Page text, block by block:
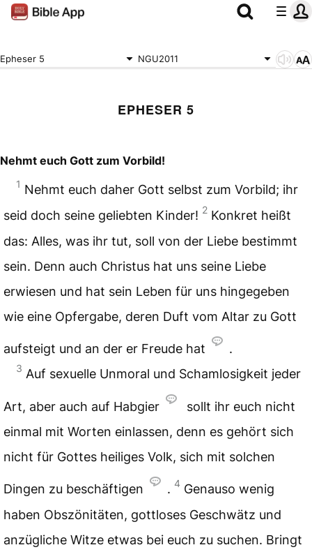
Epheser 5 NGU2011
EPHESER 5
Nehmt euch Gott zum Vorbild!
1 Nehmt euch daher Gott selbst zum Vorbild; ihr
seid doch seine geliebten Kinder! 2 Konkret heißt
das: Alles, was ihr tut, soll von der Liebe bestimmt
sein. Denn auch Christus hat uns seine Liebe
erwiesen und hat sein Leben für uns hingegeben
wie eine Opfergabe, deren Duft vom Altar zu Gott
aufsteigt und an der er Freude hat .
3 Auf sexuelle Unmoral und Schamlosigkeit jeder
Art, aber auch auf Habgier
sollt ihr euch nicht
einmal mit Worten einlassen, denn es gehört sich
nicht für Gottes heiliges Volk, sich mit solchen
Dingen zu beschäftigen . 4 Genauso wenig
haben Obszönitäten, gottloses Geschwätz und
anzügliche Witze etwas bei euch zu suchen. Bringt